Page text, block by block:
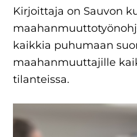
Kirjoittaja on Sauvon
kaikkia puhumaan
maahanmuuttajille
tilanteissa.